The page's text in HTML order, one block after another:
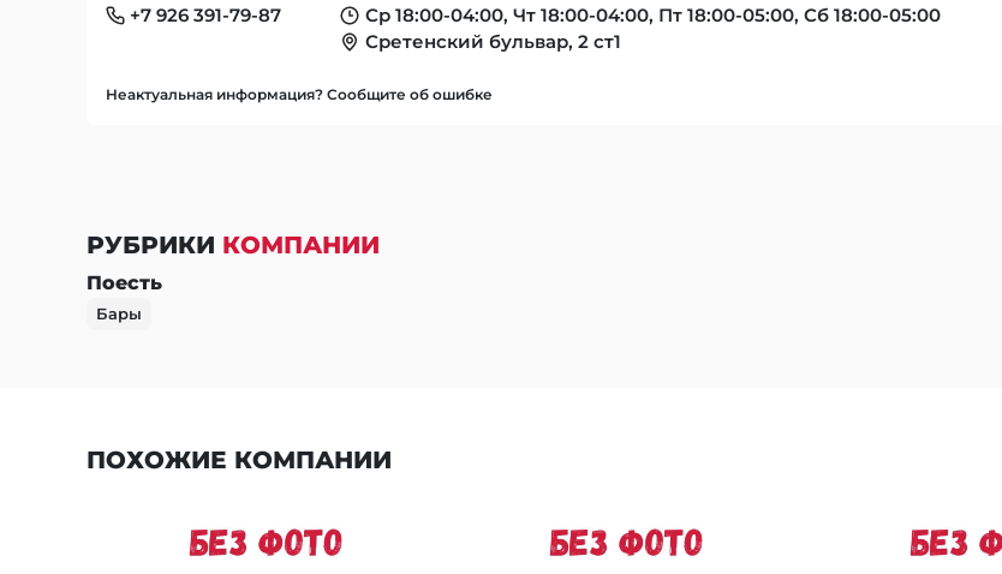
+7 926 391-79-87
Ср 18:00-04:00, Чт 18:00-04:00, Пт 18:00-05:00, Сб 18:00-05:00
Сретенский бульвар, 2 ст1
Неактуальная информация? Сообщите об ошибке
РУБРИКИ КОМПАНИИ
Поесть
Бары
ПОХОЖИЕ КОМПАНИИ